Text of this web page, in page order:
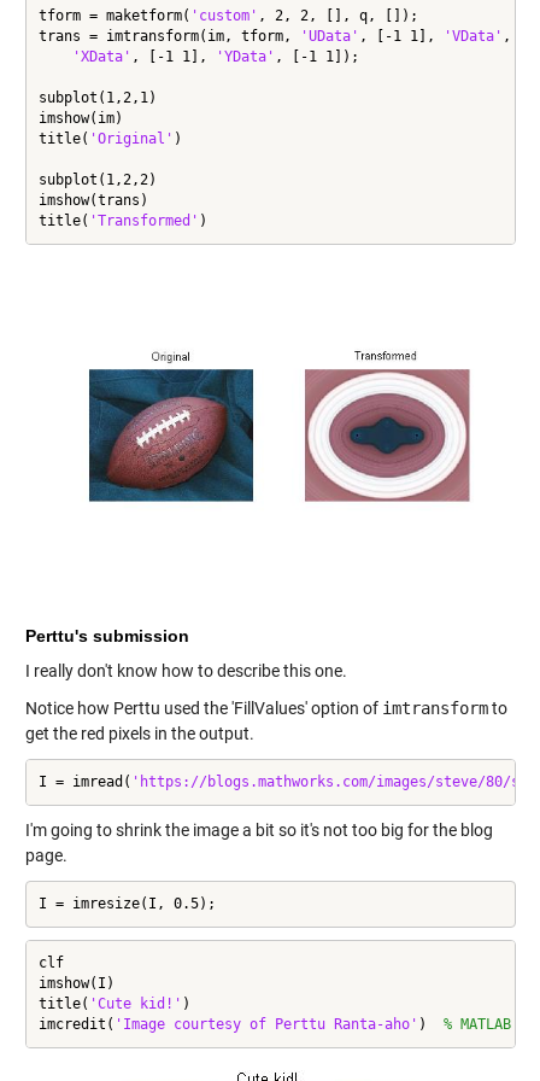
tform = maketform( 'custom' , 2, 2, [], q, []);
trans = imtransform(im, tform,
'UData' , [-1 1], 'VData' , [-
'XData' , [-1 1], 'YData' , [-1 1]);
subplot(1,2,1)
imshow(im)
title( 'Original' )
subplot(1,2,2)
imshow(trans)
title( 'Transformed' )
Perttu's submission
I really don't know how to describe this one.
Notice how Perttu used the 'FillValues' option of imtransformto
get the red pixels in the output.
I = imread( 'https://blogs.mathworks.com/images/steve/80/
I'm going to shrink the image a bit so it's not too big for the blog
page.
I = imresize(I, 0.5);
clf
imshow(I)
title( 'Cute kid!' )
imcredit( 'Image courtesy of Perttu Ranta-aho' ) % MATLAB